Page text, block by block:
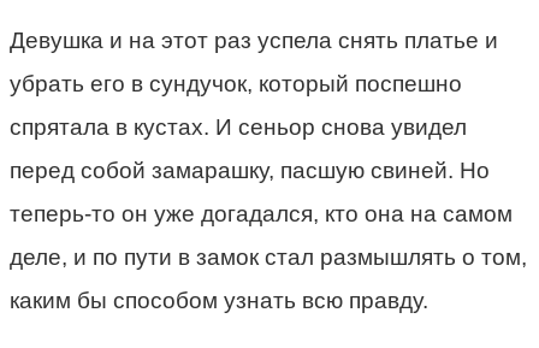
Девушка и на этот раз успела снять платье и
убрать его в сундучок, который поспешно
спрятала в кустах. И сеньор снова увидел
перед собой замарашку, пасшую свиней. Но
теперь-то он уже догадался, кто она на самом
деле, и по пути в замок стал размышлять о том,
каким бы способом узнать всю правду.